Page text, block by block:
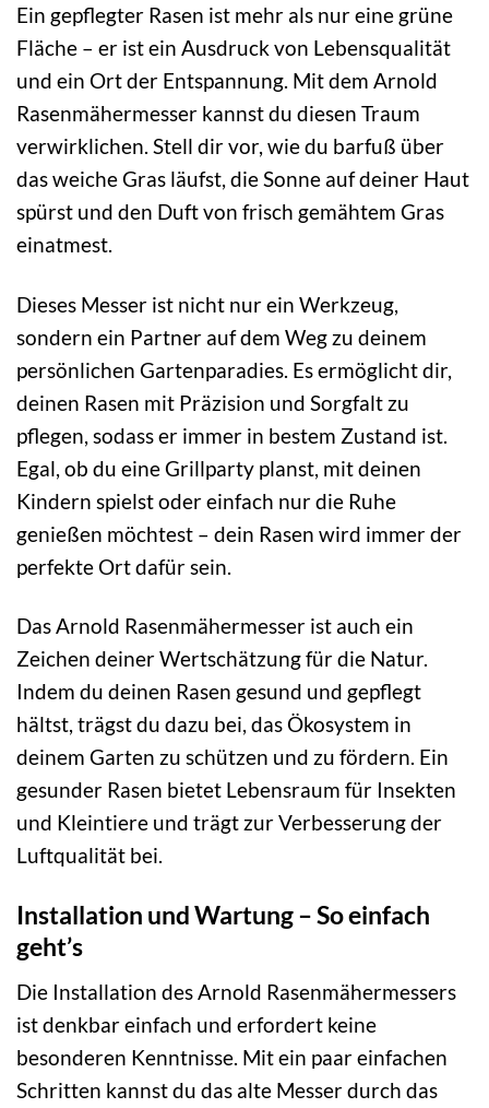
Ein gepflegter Rasen ist mehr als nur eine grüne
Fläche – er ist ein Ausdruck von Lebensqualität
und ein Ort der Entspannung. Mit dem Arnold
Rasenmähermesser kannst du diesen Traum
verwirklichen. Stell dir vor, wie du barfuß über
das weiche Gras läufst, die Sonne auf deiner Haut
spürst und den Duft von frisch gemähtem Gras
einatmest.
Dieses Messer ist nicht nur ein Werkzeug,
sondern ein Partner auf dem Weg zu deinem
persönlichen Gartenparadies. Es ermöglicht dir,
deinen Rasen mit Präzision und Sorgfalt zu
pflegen, sodass er immer in bestem Zustand ist.
Egal, ob du eine Grillparty planst, mit deinen
Kindern spielst oder einfach nur die Ruhe
genießen möchtest – dein Rasen wird immer der
perfekte Ort dafür sein.
Das Arnold Rasenmähermesser ist auch ein
Zeichen deiner Wertschätzung für die Natur.
Indem du deinen Rasen gesund und gepflegt
hältst, trägst du dazu bei, das Ökosystem in
deinem Garten zu schützen und zu fördern. Ein
gesunder Rasen bietet Lebensraum für Insekten
und Kleintiere und trägt zur Verbesserung der
Luftqualität bei.
Installation und Wartung – So einfach
geht’s
Die Installation des Arnold Rasenmähermessers
ist denkbar einfach und erfordert keine
besonderen Kenntnisse. Mit ein paar einfachen
Schritten kannst du das alte Messer durch das